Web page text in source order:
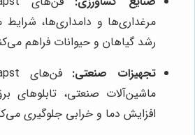
مرغداری‌ها و دامداری‌ها،
رشد گیاهان و حیوانات فراهم
تجهیزات صنعتی:
ماشین‌آلات صنعتی، تابلوهای
افزایش دما و خرابی جلوگیری